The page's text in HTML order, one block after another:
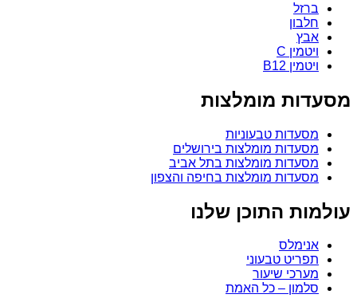
ברזל
חלבון
אבץ
ויטמין C
ויטמין B12
מסעדות מומלצות
מסעדות טבעוניות
מסעדות מומלצות בירושלים
מסעדות מומלצות בתל אביב
מסעדות מומלצות בחיפה והצפון
עולמות התוכן שלנו
אנימלס
תפריט טבעוני
מערכי שיעור
סלמון – כל האמת